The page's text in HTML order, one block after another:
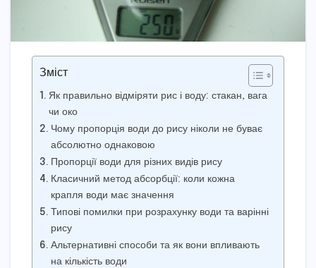
Зміст
Як правильно відміряти рис і воду: стакан, вага
чи око
Чому пропорція води до рису ніколи не буває
абсолютно однаковою
Пропорції води для різних видів рису
Класичний метод абсорбції: коли кожна
крапля води має значення
Типові помилки при розрахунку води та варінні
рису
Альтернативні способи та як вони впливають
на кількість води